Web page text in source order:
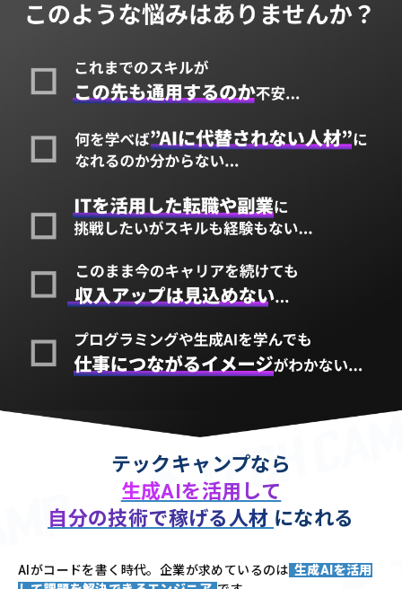
テックキャンプなら
生成AIを活用して
自分の技術で稼げる人材 になれる
AIがコードを書く時代。企業が求めているのは 生成AIを活用